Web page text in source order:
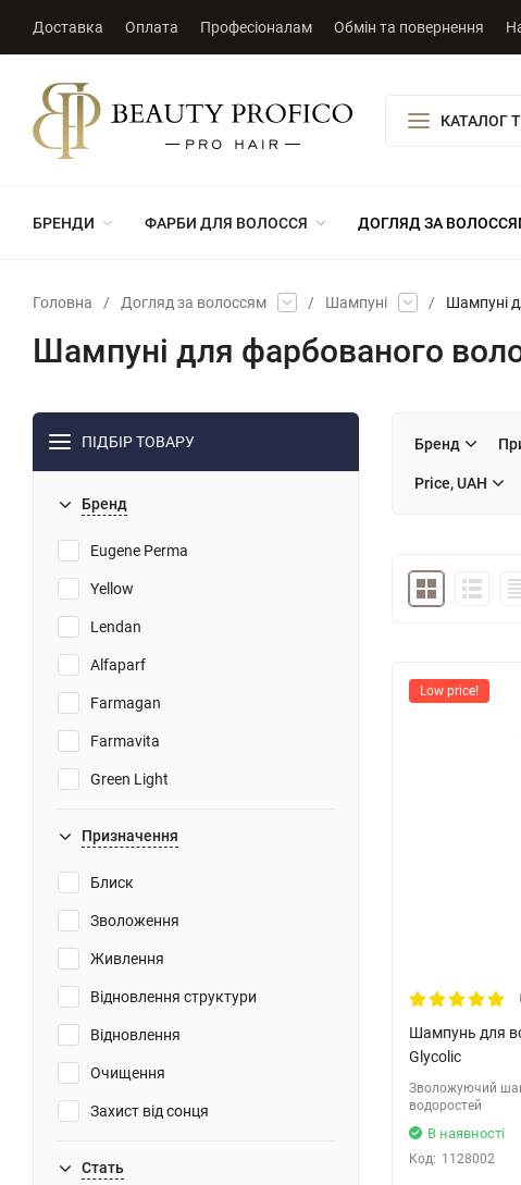
Доставка Оплата Професіоналам Обмін та повернення
КАТАЛОГ
БРЕНДИ ФАРБИ ДЛЯ ВОЛОССЯ ДОГЛЯД ЗА
Головна / Догляд за волоссям / Шампуні / Шампуні
Шампуні для фарбованого
ПІДБІР ТОВАРУ
Бренд
Eugene Perma
Yellow
Lendan
Alfaparf
Farmagan
Farmavita
Green Light
Призначення
Блиск
Зволоження
Живлення
Відновлення структури
Відновлення
Очищення
Захист від сонця
Стать
Бренд
Price, UAH
Low price!
Шампунь для
Glycolic
Зволожуючий
водоростей
В наявності
Код: 1128002